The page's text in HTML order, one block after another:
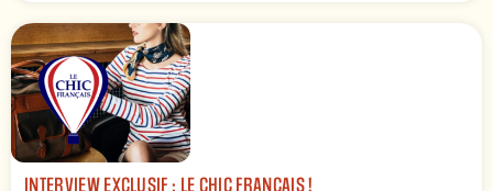
INTERVIEW EXCLUSIF : LE CHIC FRANÇAIS !